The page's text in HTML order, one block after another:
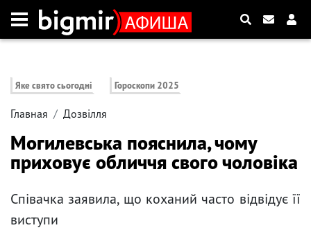
Яке свято сьогодні Гороскопи 2025
Главная Дозвілля
Могилевська пояснила, чому
приховує обличчя свого чоловіка
Співачка заявила, що коханий часто відвідує її
виступи